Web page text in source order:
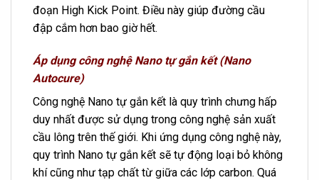
đoạn High Kick Point. Điều này giúp đường cầu
đập cắm hơn bao giờ hết.
Áp dụng công nghệ Nano tự gắn kết (Nano
Autocure)
Công nghệ Nano tự gắn kết là quy trình chưng hấp
duy nhất được sử dụng trong công nghệ sản xuất
cầu lông trên thế giới. Khi ứng dụng công nghệ này,
quy trình Nano tự gắn kết sẽ tự động loại bỏ không
khí cũng như tạp chất từ ​​giữa các lớp carbon. Quá